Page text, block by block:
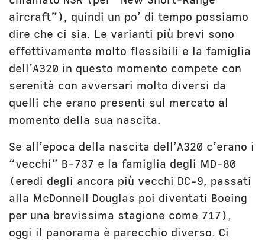
aircraft”), quindi un po’ di tempo possiamo
dire che ci sia. Le varianti più brevi sono
effettivamente molto flessibili e la famiglia
dell’A320 in questo momento compete con
serenità con avversari molto diversi da
quelli che erano presenti sul mercato al
momento della sua nascita.
Se all’epoca della nascita dell’A320 c’erano i
“vecchi” B-737 e la famiglia degli MD-80
(eredi degli ancora più vecchi DC-9, passati
alla McDonnell Douglas poi diventati Boeing
per una brevissima stagione come 717),
oggi il panorama è parecchio diverso. Ci